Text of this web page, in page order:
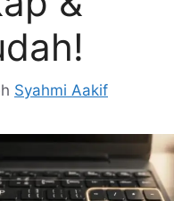
Syahmi Aakif